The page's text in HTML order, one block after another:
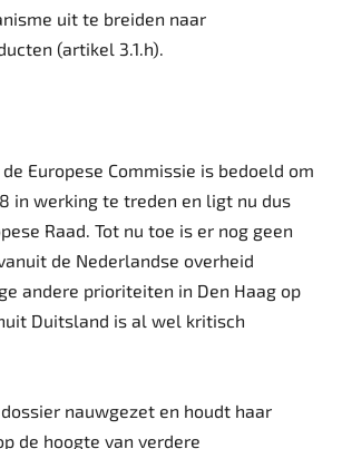
uit te breiden naar
(artikel 3.1.h).
Europese Commissie is bedoeld om
in werking te treden en ligt nu dus
Raad. Tot nu toe is er nog geen
de Nederlandse overheid
andere prioriteiten in Den Haag op
Duitsland is al wel kritisch
nauwgezet en houdt haar
de hoogte van verdere